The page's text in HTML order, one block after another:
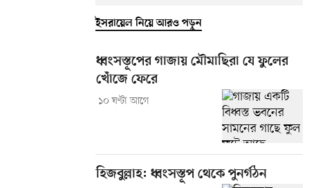
ইসরায়েল নিয়ে আরও পড়ুন
ধ্বংসস্তূপের গাজায় মৌমাছিরা যে ফুলের
খোঁজে ফেরে
১০ ঘণ্টা আগে
হিজবুল্লাহ: ধ্বংসস্তূপ থেকে পুনর্গঠন